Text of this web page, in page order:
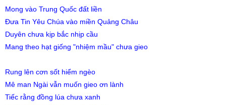
Mong vào Trung Quốc đất liền
Đưa Tin Yêu Chúa vào miền Quảng Châu
Duyên chưa kịp bắc nhịp cầu
Mang theo hạt giống "nhiệm mầu" chưa gieo
Rung lên cơn sốt hiểm ngèo
Mê man Ngài vẫn muốn gieo ơn lành
Tiếc rằng đồng lúa chưa xanh